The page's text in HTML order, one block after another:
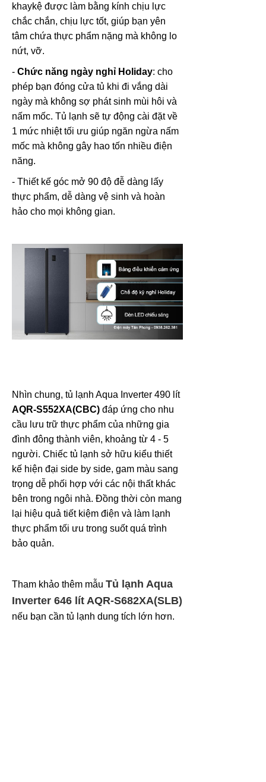
khaykệ được làm bằng kính chịu lực
chắc chắn, chịu lực tốt, giúp bạn yên
tâm chứa thực phẩm nặng mà không lo
nứt, vỡ.
- Chức năng ngày nghỉ Holiday: cho
phép bạn đóng cửa tủ khi đi vắng dài
ngày mà không sợ phát sinh mùi hôi và
nấm mốc. Tủ lạnh sẽ tự động cài đặt về
1 mức nhiệt tối ưu giúp ngăn ngừa nấm
mốc mà không gây hao tốn nhiều điện
năng.
- Thiết kế góc mở 90 độ đễ dàng lấy
thực phẩm, dễ dàng vệ sinh và hoàn
hảo cho mọi không gian.
Nhìn chung, tủ lạnh Aqua Inverter 490 lít
AQR-S552XA(CBC) đáp ứng cho nhu
cầu lưu trữ thực phẩm của những gia
đình đông thành viên, khoảng từ 4 - 5
người. Chiếc tủ lạnh sở hữu kiểu thiết
kế hiện đại side by side, gam màu sang
trọng dễ phối hợp với các nội thất khác
bên trong ngôi nhà. Đồng thời còn mang
lại hiệu quả tiết kiệm điện và làm lạnh
thực phẩm tối ưu trong suốt quá trình
bảo quản.
Tham khảo thêm mẫu Tủ lạnh Aqua
Inverter 646 lít AQR-S682XA(SLB)
nếu bạn cần tủ lạnh dung tích lớn hơn.